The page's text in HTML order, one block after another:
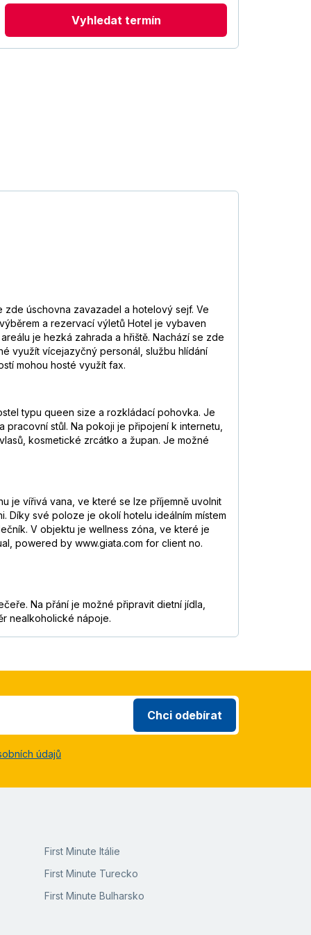
Vyhledat termín
úschovna zavazadel a hotelový sejf. Ve
a rezervací výletů Hotel je vybaven
je hezká zahrada a hřiště. Nachází se zde
využít vícejazyčný personál, službu hlídání
mohou hosté využít fax.
typu queen size a rozkládací pohovka. Je
stůl. Na pokoji je připojení k internetu,
kosmetické zrcátko a župan. Je možné
je vířivá vana, ve které se lze příjemně uvolnit
Díky své poloze je okolí hotelu ideálním místem
V objektu je wellness zóna, ve které je
powered by www.giata.com for client no.
Na přání je možné připravit dietní jídla,
nealkoholické nápoje.
Chci odebírat
údajů
First Minute Itálie
First Minute Turecko
First Minute Bulharsko